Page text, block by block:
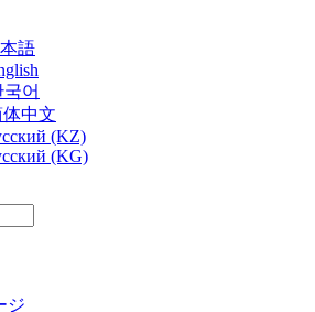
語
어
中文
(KZ)
(KG)
ジ